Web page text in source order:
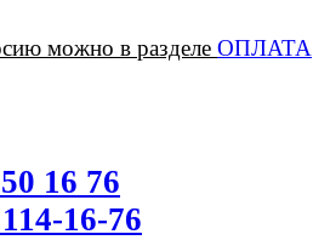
можно в разделе ОПЛАТА
16 76
16-76